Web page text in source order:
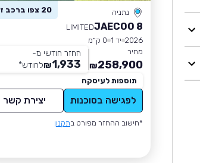
נתניה 20 צפו ברכב זה
JAECOO 8
LIMITED
2026 יד 1
0 ק״מ
מחיר
258,900
₪
החזר חודשי מ-
1,933
₪לחודש*
תוספות לעיסקה
לפגישה בסוכנות יצירת קשר
*חישוב ההחזר מפורט בתקנון